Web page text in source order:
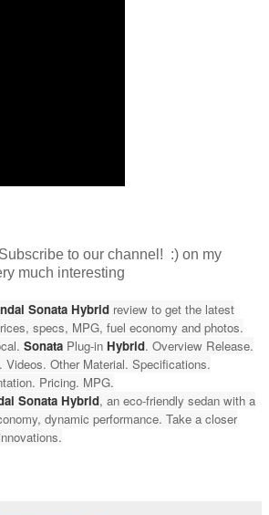
to our channel! :) on my
much interesting
Sonata Hybrid review to get the latest
specs, MPG, fuel economy and photos.
Sonata Plug-in Hybrid. Overview Release.
Other Material. Specifications.
Pricing. MPG.
Sonata Hybrid, an eco-friendly sedan with a
dynamic performance. Take a closer